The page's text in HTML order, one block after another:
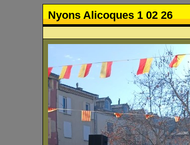
Nyons Alicoques 1 02 26